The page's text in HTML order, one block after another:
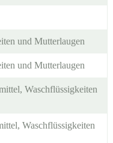
und Mutterlaugen
und Mutterlaugen
Waschflüssigkeiten
Waschflüssigkeiten